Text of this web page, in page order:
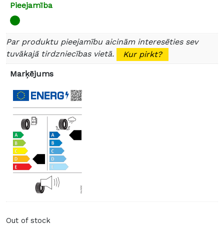
Pieejamība
Par produktu pieejamību aicinām interesēties sev
tuvākajā tirdzniecības vietā.
Kur pirkt?
Marķējums
Out of stock